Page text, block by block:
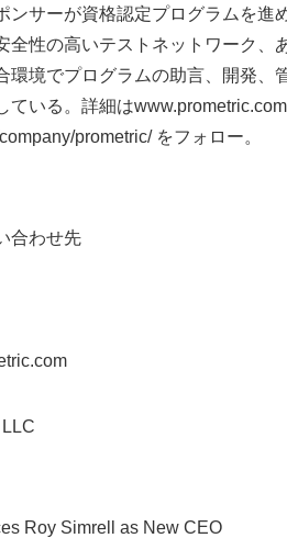
ンサーが資格認定プログラムを進
全性の高いテストネットワーク、
環境でプログラムの助言、開発
ている。詳細は
prometric/ をフォロー。
合わせ先
Roy Simrell as New CEO